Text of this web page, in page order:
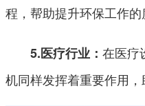
程，帮助提升环保工作的
5.医疗行业：在医疗
机同样发挥着重要作用，